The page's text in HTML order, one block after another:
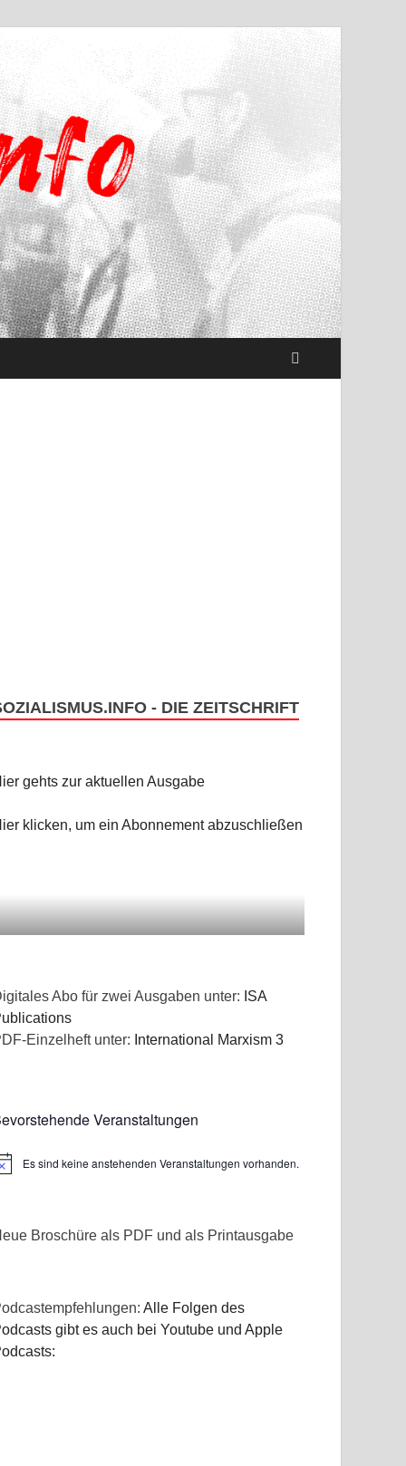
- DIE ZEITSCHRIFT
gehts zur aktuellen Ausgabe
klicken, um ein Abonnement abzuschließen
Abo für zwei Ausgaben unter: ISA
Einzelheft unter: International Marxism 3
Veranstaltungen
Es sind keine anstehenden Veranstaltungen vorhanden.
Broschüre als PDF und als Printausgabe
Alle Folgen des
gibt es auch bei Youtube und Apple